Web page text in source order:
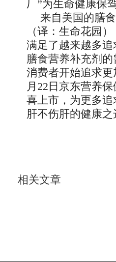
厂”为生命健康保
来自美国的膳
（译：生命花园
满足了越来越多
膳食营养补充剂
消费者开始追求
月22日京东营养
喜上市，为更多
肝不伤肝的健康之
相关文章